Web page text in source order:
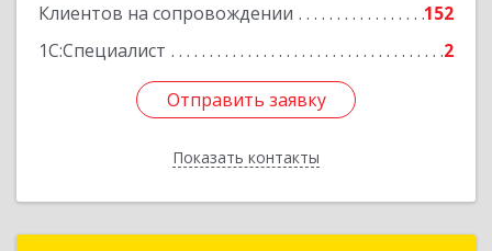
Клиентов на сопровождении
152
1С:Специалист
2
Отправить заявку
Показать контакты
Подробнее
Отправить заявку
Назад